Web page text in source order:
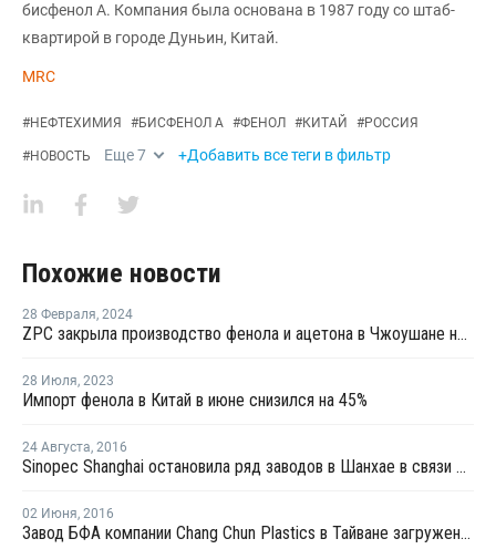
бисфенол А. Компания была основана в 1987 году со штаб-
квартирой в городе Дуньин, Китай.
MRC
#НЕФТЕХИМИЯ #БИСФЕНОЛ А #ФЕНОЛ #КИТАЙ #РОССИЯ
#НОВОСТЬ Еще7 +Добавить все теги в фильтр
Похожие новости
28 Февраля, 2024
ZPC закрыла производство фенола и ацетона в Чжоушане на ремонт
28 Июля, 2023
Импорт фенола в Китай в июне снизился на 45%
24 Августа, 2016
Sinopec Shanghai остановила ряд заводов в Шанхае в связи с проведением саммита G20 в начале сентября
02 Июня, 2016
Завод БФА компании Chang Chun Plastics в Тайване загружен в июне на 90%